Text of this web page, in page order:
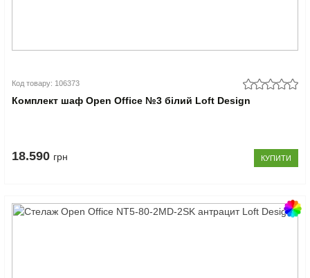
Код товару: 106373
Комплект шаф Open Office №3 білий Loft Design
18.590 грн КУПИТИ